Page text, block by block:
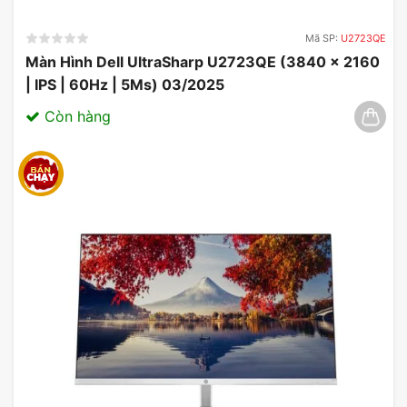
Ưu Đãi Màn Hình Asus
Mã SP: U2723QE
Màn Hình Dell UltraSharp U2723QE (3840 x 2160
| IPS | 60Hz | 5Ms) 03/2025
Còn hàng